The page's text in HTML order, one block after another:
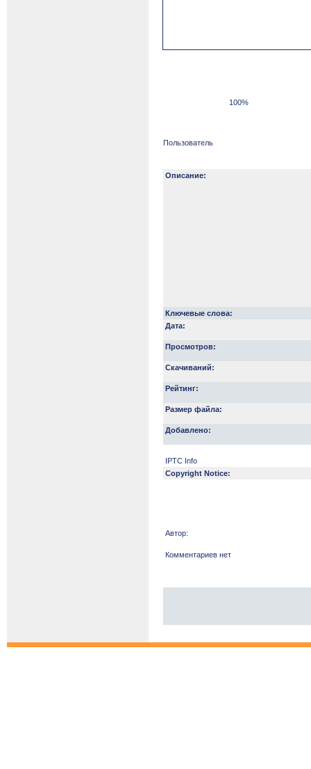
100%
Пользователь
Описание:
Ключевые слова:
Дата:
Просмотров:
Скачиваний:
Рейтинг:
Размер файла:
Добавлено:
IPTC Info
Copyright Notice:
Автор:
Комментариев нет